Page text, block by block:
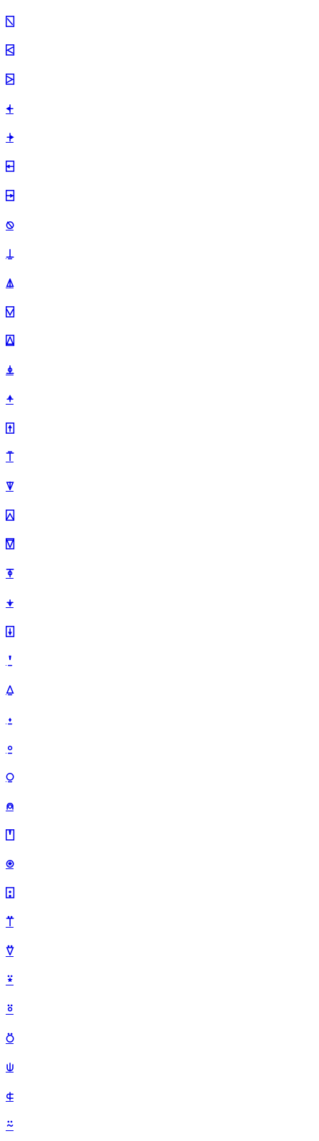
⍂
⍃
⍄
⍅
⍆
⍇
⍈
⍉
⍊
⍋
⍌
⍍
⍎
⍏
⍐
⍑
⍒
⍓
⍔
⍕
⍖
⍗
⍘
⍙
⍚
⍛
⍜
⍝
⍞
⍟
⍠
⍡
⍢
⍣
⍤
⍥
⍦
⍧
⍨